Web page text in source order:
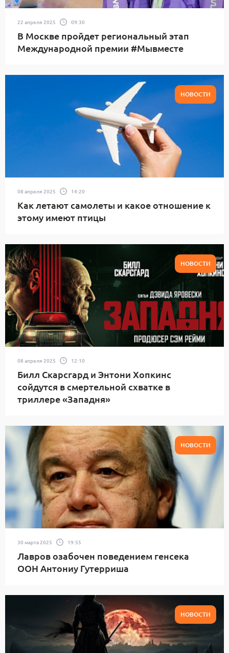
22 апреля 2025 09:30
В Москве пройдет региональный этап
Международной премии #Мывместе
НОВОСТИ
08 апреля 2025 14:20
Как летают самолеты и какое отношение к
этому имеют птицы
НОВОСТИ
08 апреля 2025 12:10
Билл Скарсгард и Энтони Хопкинс
сойдутся в смертельной схватке в
триллере «Западня»
НОВОСТИ
30 марта 2025 19:55
Лавров озабочен поведением генсека
ООН Антониу Гутерриша
НОВОСТИ